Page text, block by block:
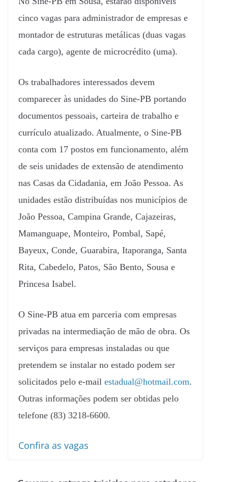
cinco vagas para administrador de empresas e
montador de estruturas metálicas (duas vagas
cada cargo), agente de microcrédito (uma).
Os trabalhadores interessados devem
comparecer às unidades do Sine-PB portando
documentos pessoais, carteira de trabalho e
currículo atualizado. Atualmente, o Sine-PB
conta com 17 postos em funcionamento, além
de seis unidades de extensão de atendimento
nas Casas da Cidadania, em João Pessoa. As
unidades estão distribuídas nos municípios de
João Pessoa, Campina Grande, Cajazeiras,
Mamanguape, Monteiro, Pombal, Sapé,
Bayeux, Conde, Guarabira, Itaporanga, Santa
Rita, Cabedelo, Patos, São Bento, Sousa e
Princesa Isabel.
O Sine-PB atua em parceria com empresas
privadas na intermediação de mão de obra. Os
serviços para empresas instaladas ou que
pretendem se instalar no estado podem ser
solicitados pelo e-mail estadual@hotmail.com.
Outras informações podem ser obtidas pelo
telefone (83) 3218-6600.
Confira as vagas